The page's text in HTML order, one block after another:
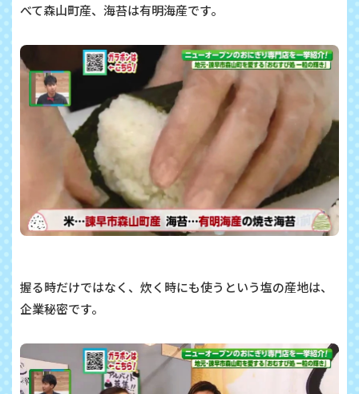
べて森山町産、海苔は有明海産です。
握る時だけではなく、炊く時にも使うという塩の産地は、
企業秘密です。